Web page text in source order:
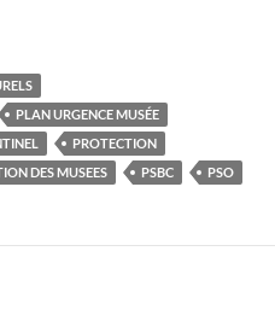
PLAN URGENCE MUSÉE
PROTECTION
DES MUSEES PSBC PSO